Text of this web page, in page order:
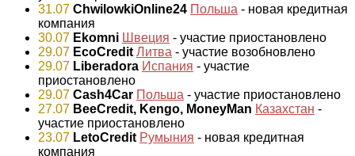
31.07 ChwilowkiOnline24 Польша - новая кредитная
компания
30.07 Ekomni Швеция - участие приостановлено
29.07 EcoCredit Литва - участие возобновлено
29.07 Liberadora Испания - участие
приостановлено
29.07 Cash4Car Польша - участие приостановлено
27.07 BeeCredit, Kengo, MoneyMan Казахстан -
участие приостановлено
23.07 LetoCredit Румыния - новая кредитная
компания